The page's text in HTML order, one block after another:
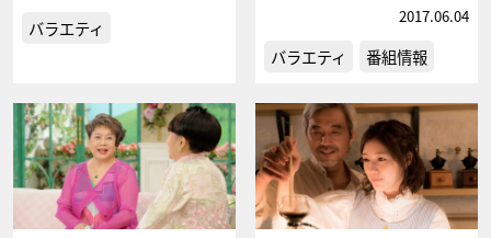
バラエティ
2017.06.04
バラエティ 番組情報